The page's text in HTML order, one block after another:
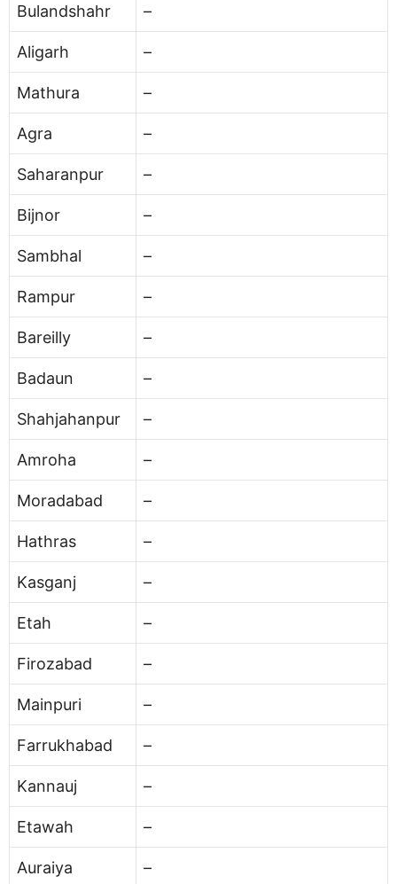
Bulandshahr –
Aligarh –
Mathura –
Agra –
Saharanpur –
Bijnor –
Sambhal –
Rampur –
Bareilly –
Badaun –
Shahjahanpur –
Amroha –
Moradabad –
Hathras –
Kasganj –
Etah –
Firozabad –
Mainpuri –
Farrukhabad –
Kannauj –
Etawah –
Auraiya –